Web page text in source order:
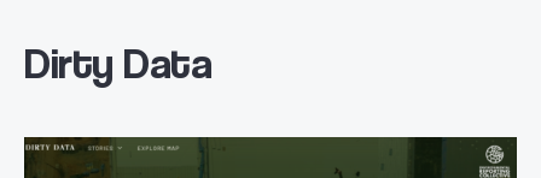
Dirty Data